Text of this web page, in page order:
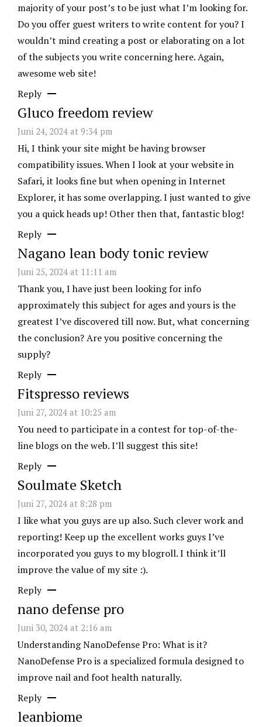
majority of your post’s to be just what I’m looking for.
Do you offer guest writers to write content for you? I
wouldn’t mind creating a post or elaborating on a lot
of the subjects you write concerning here. Again,
awesome web site!
Reply
Gluco freedom review
Juni 24, 2024 at 9:34 pm
Hi, I think your site might be having browser
compatibility issues. When I look at your website in
Safari, it looks fine but when opening in Internet
Explorer, it has some overlapping. I just wanted to give
you a quick heads up! Other then that, fantastic blog!
Reply
Nagano lean body tonic review
Juni 25, 2024 at 11:11 am
Thank you, I have just been looking for info
approximately this subject for ages and yours is the
greatest I’ve discovered till now. But, what concerning
the conclusion? Are you positive concerning the
supply?
Reply
Fitspresso reviews
Juni 27, 2024 at 10:25 am
You need to participate in a contest for top-of-the-
line blogs on the web. I’ll suggest this site!
Reply
Soulmate Sketch
Juni 27, 2024 at 8:28 pm
I like what you guys are up also. Such clever work and
reporting! Keep up the excellent works guys I’ve
incorporated you guys to my blogroll. I think it’ll
improve the value of my site :).
Reply
nano defense pro
Juni 30, 2024 at 2:16 am
Understanding NanoDefense Pro: What is it?
NanoDefense Pro is a specialized formula designed to
improve nail and foot health naturally.
Reply
leanbiome